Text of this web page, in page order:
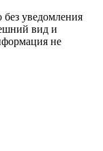
без уведомления
вид и
не